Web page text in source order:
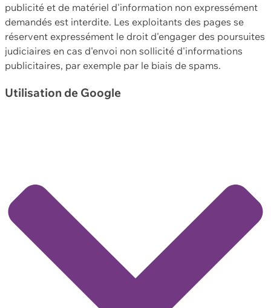
publicité et de matériel d'information non expressément
demandés est interdite. Les exploitants des pages se
réservent expressément le droit d'engager des poursuites
judiciaires en cas d'envoi non sollicité d'informations
publicitaires, par exemple par le biais de spams.
Utilisation de Google